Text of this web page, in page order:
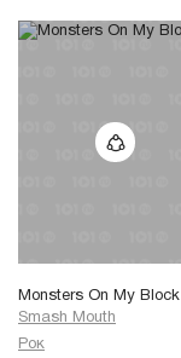
Monsters On My Block
Smash Mouth
Рок